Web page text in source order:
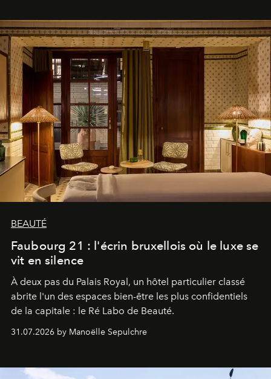
BEAUTÉ
Faubourg 21 : l'écrin bruxellois où le luxe se
vit en silence
À deux pas du Palais Royal, un hôtel particulier classé
abrite l'un des espaces bien-être les plus confidentiels
de la capitale : le Ré Labo de Beauté.
31.07.2026 by Manoëlle Sepulchre